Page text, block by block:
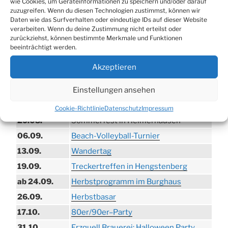
zuzugreifen. Wenn du diesen Technologien zustimmst, können wir
Daten wie das Surfverhalten oder eindeutige IDs auf dieser Website
verarbeiten. Wenn du deine Zustimmung nicht erteilst oder
zurückziehst, können bestimmte Merkmale und Funktionen
beeinträchtigt werden.
Akzeptieren
Einstellungen ansehen
Cookie-RichtlinieDatenschutzImpressum
TERMINE
21.06. bis
Biergarten-Wochenenden der Erzquell
Brauerei
Trödelmarkt in der Ortsmitte
29.08.
Sommerfest in Helmerhausen
06.09.
Beach-Volleyball-Turnier
13.09.
Wandertag
19.09.
Treckertreffen in Hengstenberg
ab 24.09.
Herbstprogramm im Burghaus
26.09.
Herbstbasar
17.10.
80er/90er–Party